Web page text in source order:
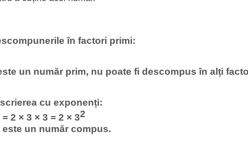
în factori primi:
un număr prim, nu poate fi descompus în alți
cu exponenți:
= 2 × 3 × 3 = 2 × 32
este un număr compus.